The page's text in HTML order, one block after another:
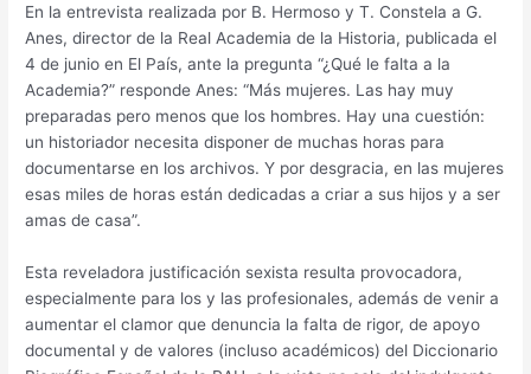
En la entrevista realizada por B. Hermoso y T. Constela a G.
Anes, director de la Real Academia de la Historia, publicada el
4 de junio en El País, ante la pregunta “¿Qué le falta a la
Academia?” responde Anes: “Más mujeres. Las hay muy
preparadas pero menos que los hombres. Hay una cuestión:
un historiador necesita disponer de muchas horas para
documentarse en los archivos. Y por desgracia, en las mujeres
esas miles de horas están dedicadas a criar a sus hijos y a ser
amas de casa”.
Esta reveladora justificación sexista resulta provocadora,
especialmente para los y las profesionales, además de venir a
aumentar el clamor que denuncia la falta de rigor, de apoyo
documental y de valores (incluso académicos) del Diccionario